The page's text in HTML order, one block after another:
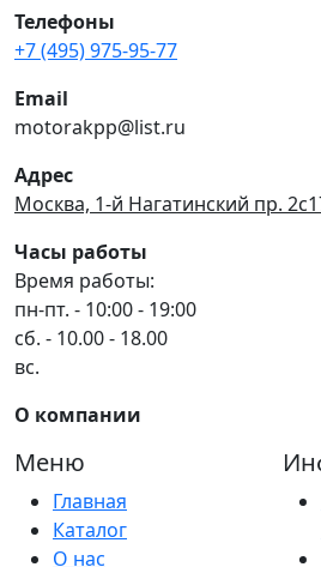
Телефоны
+7 (495) 975-95-77
Email
motorakpp@list.ru
Адрес
Москва, 1-й Нагатинский пр.
Часы работы
Время работы:
пн-пт. - 10:00 - 19:00
сб. - 10.00 - 18.00
вс.
О компании
Меню
Главная
Каталог
О нас